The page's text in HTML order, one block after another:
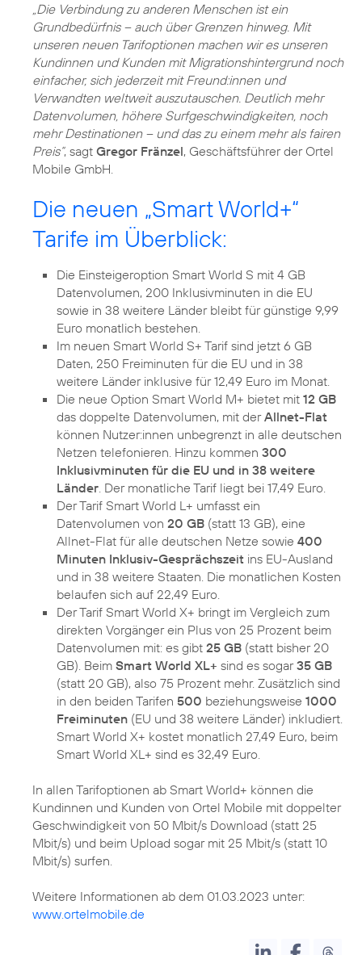
„Die Verbindung zu anderen Menschen ist ein
Grundbedürfnis – auch über Grenzen hinweg. Mit
unseren neuen Tarifoptionen machen wir es unseren
Kundinnen und Kunden mit Migrationshintergrund noch
einfacher, sich jederzeit mit Freund:innen und
Verwandten weltweit auszutauschen. Deutlich mehr
Datenvolumen, höhere Surfgeschwindigkeiten, noch
mehr Destinationen – und das zu einem mehr als fairen
Preis“, sagt Gregor Fränzel, Geschäftsführer der Ortel
Mobile GmbH.
Die neuen „Smart World+“
Tarife im Überblick:
Die Einsteigeroption Smart World S mit 4 GB
Datenvolumen, 200 Inklusivminuten in die EU
sowie in 38 weitere Länder bleibt für günstige 9,99
Euro monatlich bestehen.
Im neuen Smart World S+ Tarif sind jetzt 6 GB
Daten, 250 Freiminuten für die EU und in 38
weitere Länder inklusive für 12,49 Euro im Monat.
Die neue Option Smart World M+ bietet mit 12 GB
das doppelte Datenvolumen, mit derAllnet-Flat
können Nutzer:innen unbegrenzt in alle deutschen
Netzen telefonieren. Hinzu kommen 300
Inklusivminuten für die EU und in 38 weitere
Länder. Der monatliche Tarif liegt bei 17,49 Euro.
Der Tarif Smart World L+ umfasst ein
Datenvolumen von 20 GB (statt 13 GB), eine
Allnet-Flat für alle deutschen Netze sowie 400
Minuten Inklusiv-Gesprächszeit ins EU-Ausland
und in 38 weitere Staaten. Die monatlichen Kosten
belaufen sich auf 22,49 Euro.
Der Tarif Smart World X+ bringt im Vergleich zum
direkten Vorgänger ein Plus von 25 Prozent beim
Datenvolumen mit: es gibt 25 GB (statt bisher 20
GB). Beim Smart World XL+ sind es sogar35 GB
(statt 20 GB), also 75 Prozent mehr. Zusätzlich sind
in den beiden Tarifen 500 beziehungsweise 1000
Freiminuten (EU und 38 weitere Länder) inkludiert.
Smart World X+ kostet monatlich 27,49 Euro, beim
Smart World XL+ sind es 32,49 Euro.
In allen Tarifoptionen ab Smart World+ können die
Kundinnen und Kunden von Ortel Mobile mit doppelter
Geschwindigkeit von 50 Mbit/s Download (statt 25
Mbit/s) und beim Upload sogar mit 25 Mbit/s (statt 10
Mbit/s) surfen.
Weitere Informationen ab dem 01.03.2023 unter:
www.ortelmobile.de